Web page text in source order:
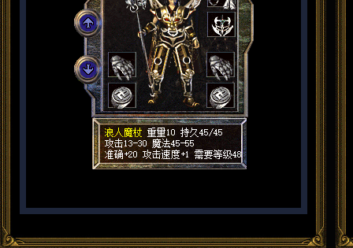
公
【
【
【
【
【
【